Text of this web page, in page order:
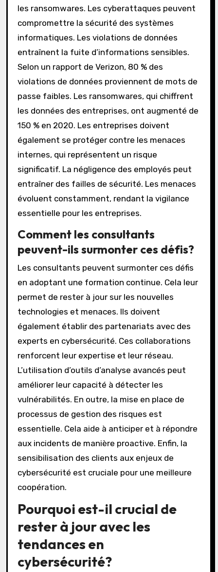
les ransomwares. Les cyberattaques peuvent
compromettre la sécurité des systèmes
informatiques. Les violations de données
entraînent la fuite d’informations sensibles.
Selon un rapport de Verizon, 80 % des
violations de données proviennent de mots de
passe faibles. Les ransomwares, qui chiffrent
les données des entreprises, ont augmenté de
150 % en 2020. Les entreprises doivent
également se protéger contre les menaces
internes, qui représentent un risque
significatif. La négligence des employés peut
entraîner des failles de sécurité. Les menaces
évoluent constamment, rendant la vigilance
essentielle pour les entreprises.
Comment les consultants
peuvent-ils surmonter ces défis?
Les consultants peuvent surmonter ces défis
en adoptant une formation continue. Cela leur
permet de rester à jour sur les nouvelles
technologies et menaces. Ils doivent
également établir des partenariats avec des
experts en cybersécurité. Ces collaborations
renforcent leur expertise et leur réseau.
L’utilisation d’outils d’analyse avancés peut
améliorer leur capacité à détecter les
vulnérabilités. En outre, la mise en place de
processus de gestion des risques est
essentielle. Cela aide à anticiper et à répondre
aux incidents de manière proactive. Enfin, la
sensibilisation des clients aux enjeux de
cybersécurité est cruciale pour une meilleure
coopération.
Pourquoi est-il crucial de
rester à jour avec les
tendances en
cybersécurité?